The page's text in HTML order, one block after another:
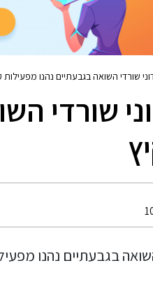
שורדי השואה בגבעתיים נהנו מפעילות
שורדי